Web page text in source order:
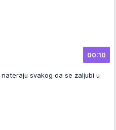
00:10
svakog da se zaljubi u